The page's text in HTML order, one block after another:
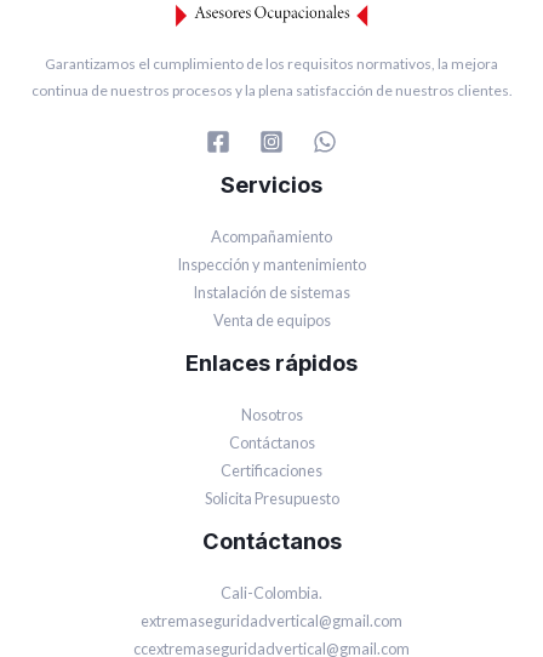
Garantizamos el cumplimiento de los requisitos normativos, la mejora
continua de nuestros procesos y la plena satisfacción de nuestros clientes.
Servicios
Acompañamiento
Inspección y mantenimiento
Instalación de sistemas
Venta de equipos
Enlaces rápidos
Nosotros
Contáctanos
Certificaciones
Solicita Presupuesto
Contáctanos
Cali-Colombia.
extremaseguridadvertical@gmail.com
ccextremaseguridadvertical@gmail.com